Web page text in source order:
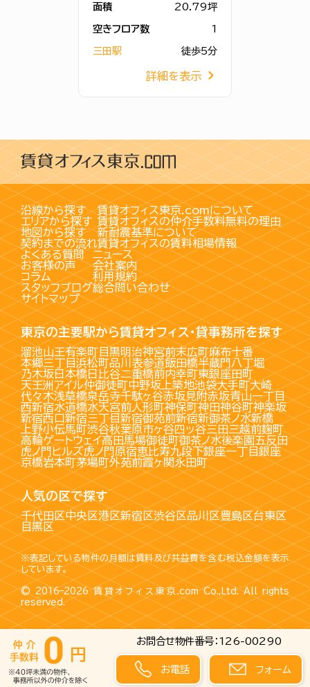
お問合せ物件番号：126-00290
お電話 フォーム
面積 20.79坪
空きフロア数 1
三田駅 徒歩5分
詳細を表示
沿線から探す
エリアから探す
地図から探す
契約までの流れ
賃貸オフィス東京.comについて
賃貸オフィスの仲介手数料無料の理由
新耐震基準について
賃貸オフィスの賃料相場情報
よくある質問
お客様の声
コラム
スタッフブログ
サイトマップ
ニュース
会社案内
利用規約
総合問い合わせ
東京の主要駅から賃貸オフィス・貸事務所を探す
溜池山王有楽町目黒明治神宮前末広町麻布十番
本郷三丁目浜松町品川 表参道飯田橋半蔵門八丁堀
乃木坂日本橋日比谷二重橋前内幸町東銀座田町
天王洲アイル仲御徒町中野坂上築地池袋大手町大崎
代々木浅草橋泉岳寺千駄ヶ谷赤坂見附赤坂青山一丁目
西新宿水道橋水天宮前人形町神保町神田神谷町神楽坂
新宿西口新宿三丁目新宿御苑前新宿新御茶ノ水新橋
上野小伝馬町渋谷秋葉原市ヶ谷四ッ谷三田三越前麹町
高輪ゲートウェイ高田馬場御徒町御茶ノ水後楽園五反田
虎ノ門ヒルズ虎ノ門原宿恵比寿九段下銀座一丁目銀座
京橋岩本町茅場町外苑前霞ヶ関永田町
人気の区で探す
千代田区中央区港区新宿区渋谷区品川区豊島区台東区
目黒区
※表記している物件の月額は賃料及び共益費を含む税込金額を表示
しています。
© 2016–2026賃貸オフィス東京.comCo.,Ltd. All rights
reserved.